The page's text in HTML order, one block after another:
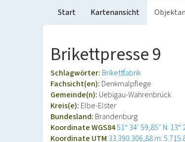
Start Kartenansicht
Brikettpresse 9
Schlagwörter: Brikettfabrik
Fachsicht(en): Denkmalpflege
Gemeinde(n): Uebigau-Wahrenbrück
Kreis(e): Elbe-Elster
Bundesland: Brandenburg
Koordinate WGS8451° 34′ 59,85″ N: 13°
Koordinate UTM 33.390.306,88 m: